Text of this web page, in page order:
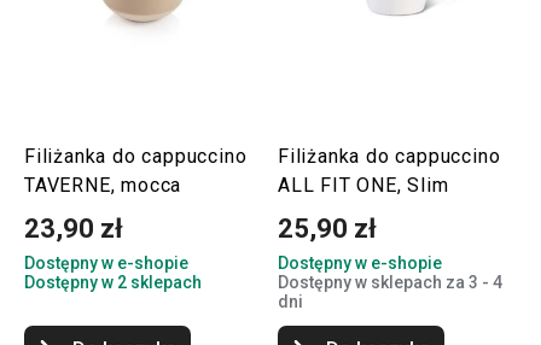
Filiżanka do cappuccino
TAVERNE, mocca
23,90 zł
Dostępny w e-shopie
Dostępny w 2 sklepach
Filiżanka do cappuccino
ALL FIT ONE, Slim
25,90 zł
Dostępny w e-shopie
Dostępny w sklepach za 3 - 4
dni